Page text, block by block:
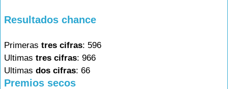
Resultados chance
Primeras tres cifras: 596
Ultimas tres cifras: 966
Ultimas dos cifras: 66
Premios secos